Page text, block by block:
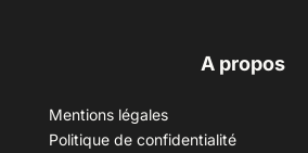
A propos
Mentions légales
Politique de confidentialité